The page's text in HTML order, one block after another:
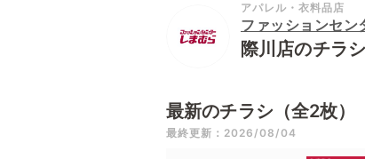
アパレル・衣料品店
ファッションセン
際川店のチラシ
最新のチラシ（全2枚）
最終更新：2026/08/04